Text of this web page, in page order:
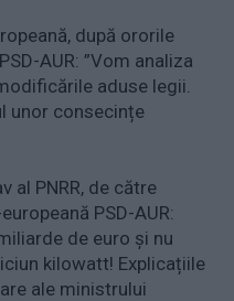
după ororile
AUR: ”Vom analiza
aduse legii.
unor consecințe
al PNRR, de către
PSD-AUR:
de euro și nu
kilowatt! Explicațiile
ale ministrului